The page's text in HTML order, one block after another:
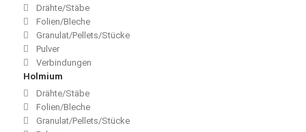
Drähte/Stäbe
Folien/Bleche
Granulat/Pellets/Stücke
Pulver
Verbindungen
Holmium
Drähte/Stäbe
Folien/Bleche
Granulat/Pellets/Stücke